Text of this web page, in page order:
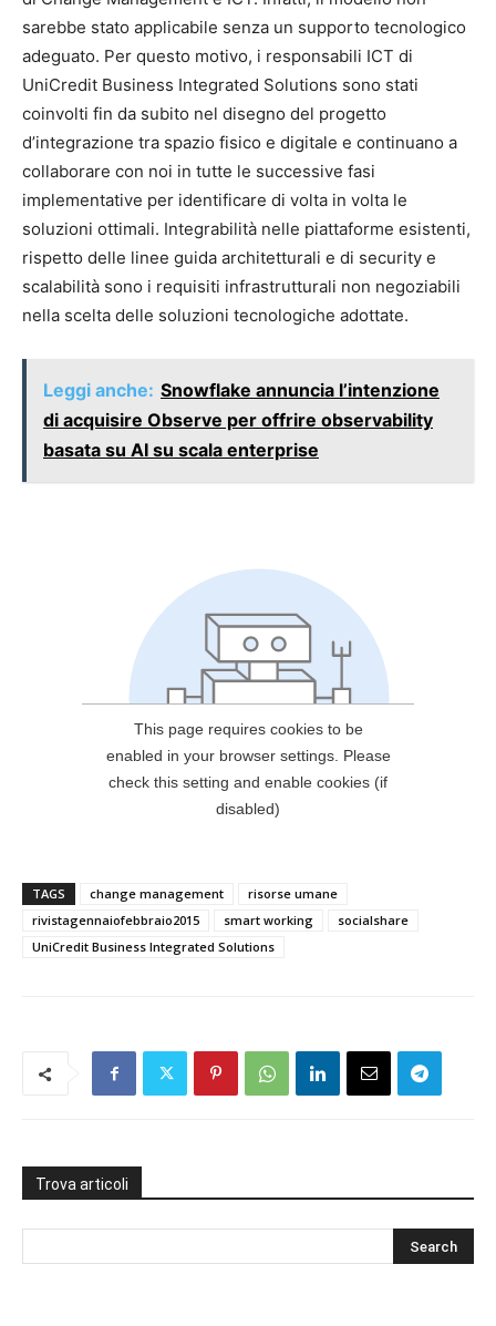
sarebbe stato applicabile senza un supporto tecnologico
adeguato. Per questo motivo, i responsabili ICT di
UniCredit Business Integrated Solutions sono stati
coinvolti fin da subito nel disegno del progetto
d’integrazione tra spazio fisico e digitale e continuano a
collaborare con noi in tutte le successive fasi
implementative per identificare di volta in volta le
soluzioni ottimali. Integrabilità nelle piattaforme esistenti,
rispetto delle linee guida architetturali e di security e
scalabilità sono i requisiti infrastrutturali non negoziabili
nella scelta delle soluzioni tecnologiche adottate.
Leggi anche: Snowflake annuncia l’intenzione
di acquisire Observe per offrire observability
basata su AI su scala enterprise
TAGS change management
risorse umane
rivistagennaiofebbraio2015
smart working
socialshare
UniCredit Business Integrated Solutions
Trova articoli